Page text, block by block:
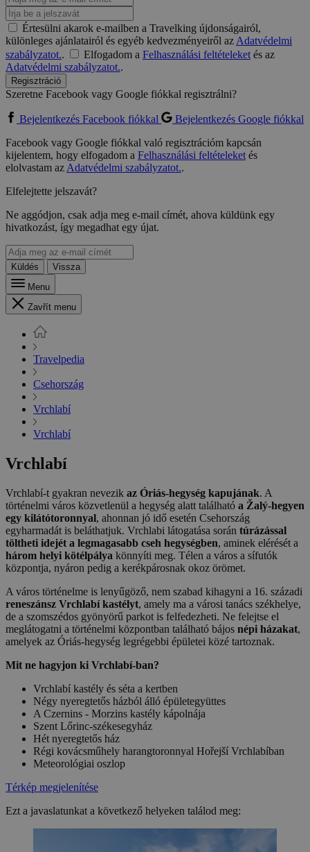
Értesülni akarok e-mailben a Travelking újdonságairól,
különleges ajánlatairól és egyéb kedvezményeiről azAdatvédelmi
szabályzatot.. Elfogadom a Felhasználási feltételeketés az
Adatvédelmi szabályzatot..
Regisztráció
Szeretne Facebook vagy Google fiókkal regisztrálni?
Bejelentkezés Facebook fiókkal
Bejelentkezés Google fiókkal
Facebook vagy Google fiókkal való regisztrációm kapcsán
kijelentem, hogy elfogadom a Felhasználási feltételeketés
elolvastam azAdatvédelmi szabályzatot..
Elfelejtette jelszavát?
Ne aggódjon, csak adja meg e-mail címét, ahova küldünk egy
hivatkozást, így megadhat egy újat.
Küldés
Vissza
Menu
Zavřít menu
Travelpedia
Csehország
Vrchlabí
Vrchlabí
Vrchlabí
Vrchlabí-t gyakran nevezik az Óriás-hegység kapujának. A
történelmi város közvetlenül a hegység alatt található a Žalý-hegyen
egy kilátótoronnyal, ahonnan jó idő esetén Csehország
egyharmadát is beláthatjuk. Vrchlabi látogatása során túrázással
töltheti idejét a legmagasabb cseh hegységben, aminek elérését a
három helyi kötélpálya könnyíti meg. Télen a város a sífutók
központja, nyáron pedig a kerékpárosnak okoz örömet.
A város történelme is lenyűgöző, nem szabad kihagyni a 16. századi
reneszánsz Vrchlabí kastélyt, amely ma a városi tanács székhelye,
de a szomszédos gyönyörű parkot is felfedezheti. Ne felejtse el
meglátogatni a történelmi központban található bájos népi házakat,
amelyek az Óriás-hegység legrégebbi épületei közé tartoznak.
Mit ne hagyjon ki Vrchlabí-ban?
Vrchlabí kastély és séta a kertben
Négy nyeregtetős házból álló épületegyüttes
A Czernins - Morzins kastély kápolnája
Szent Lőrinc-székesegyház
Hét nyeregtetős ház
Régi kovácsműhely harangtoronnyal Hořejší Vrchlabíban
Meteorológiai oszlop
Térkép megjelenítése
Ezt a javaslatunkat a következő helyeken találod meg: